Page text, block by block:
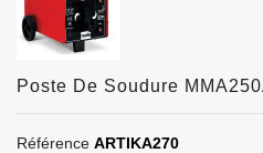
Poste De Soudure
Référence ARTIKA270